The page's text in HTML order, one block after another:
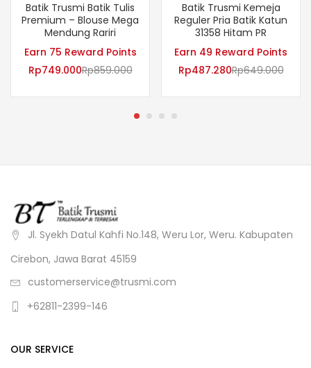
Batik Trusmi Batik Tulis
Premium – Blouse Mega
Mendung Rariri
Earn 75 Reward Points
Rp749.000Rp859.000
Batik Trusmi Kemeja
Reguler Pria Batik Katun
31358 Hitam PR
Earn 49 Reward Points
Rp487.280Rp649.000
Jl. Syekh Datul Kahfi No.148, Weru Lor, Weru. Kabupaten
Cirebon, Jawa Barat 45159
customerservice@trusmi.com
+62811-2399-146
OUR SERVICE